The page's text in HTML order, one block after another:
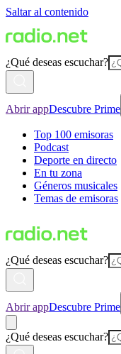
Saltar al contenido
¿Qué deseas escuchar?
Abrir appDescubre Prime
Top 100 emisoras
Podcast
Deporte en directo
En tu zona
Géneros musicales
Temas de emisoras
¿Qué deseas escuchar?
Abrir appDescubre Prime
¿Qué deseas escuchar?